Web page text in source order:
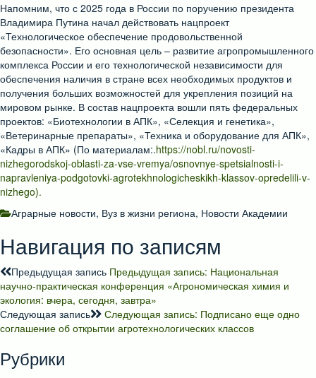
Напомним, что с 2025 года в России по поручению президента
Владимира Путина начал действовать нацпроект
«Технологическое обеспечение продовольственной
безопасности». Его основная цель – развитие агропромышленного
комплекса России и его технологической независимости для
обеспечения наличия в стране всех необходимых продуктов и
получения больших возможностей для укрепления позиций на
мировом рынке. В состав нацпроекта вошли пять федеральных
проектов: «Биотехнологии в АПК», «Селекция и генетика»,
«Ветеринарные препараты», «Техника и оборудование для АПК»,
«Кадры в АПК» (По материалам:.https://nobl.ru/novosti-
nizhegorodskoj-oblasti-za-vse-vremya/osnovnye-spetsialnosti-i-
napravleniya-podgotovki-agrotekhnologicheskikh-klassov-opredelili-v-
nizhego).
Аграрные новости, Вуз в жизни региона, Новости Академии
Навигация по записям
Предыдущая запись Предыдущая запись: Национальная
научно-практическая конференция «Агрономическая химия и
экология: вчера, сегодня, завтра»
Следующая запись
Следующая запись: Подписано еще одно
соглашение об открытии агротехнологических классов
Рубрики